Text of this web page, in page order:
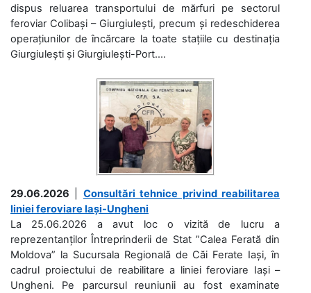
dispus reluarea transportului de mărfuri pe sectorul
feroviar Colibași – Giurgiulești, precum și redeschiderea
operațiunilor de încărcare la toate stațiile cu destinația
Giurgiulești și Giurgiulești-Port....
29.06.2026
Consultări tehnice privind reabilitarea
liniei feroviare Iași-Ungheni
La 25.06.2026 a avut loc o vizită de lucru a
reprezentanților Întreprinderii de Stat ”Calea Ferată din
Moldova” la Sucursala Regională de Căi Ferate Iași, în
cadrul proiectului de reabilitare a liniei feroviare Iași –
Ungheni. Pe parcursul reuniunii au fost examinate